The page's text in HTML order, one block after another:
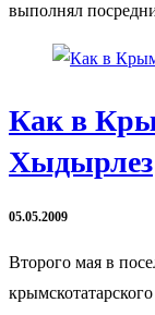
выполнял
Как в
Хыдырлез
05.05.2009
Второго мая в